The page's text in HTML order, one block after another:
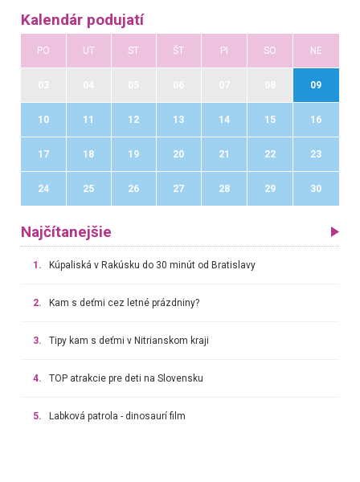
Kalendár podujatí
PO UT ST ŠT PI SO NE
09
10 11 12 13 14 15 16
17 18 19 20 21 22 23
24 25 26 27 28 29 30
Najčítanejšie
1. Kúpaliská v Rakúsku do 30 minút od Bratislavy
2. Kam s deťmi cez letné prázdniny?
3. Tipy kam s deťmi v Nitrianskom kraji
4. TOP atrakcie pre deti na Slovensku
5. Labková patrola - dinosaurí film